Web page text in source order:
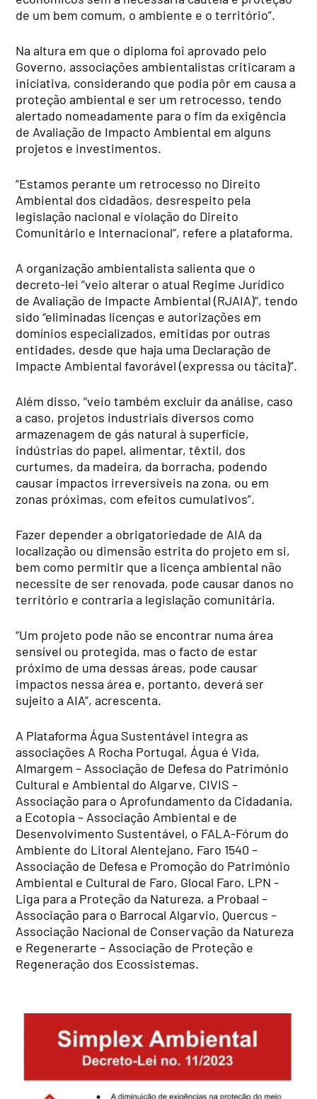
de um bem comum, o ambiente e o território”.
Na altura em que o diploma foi aprovado pelo
Governo, associações ambientalistas criticaram a
iniciativa, considerando que podia pôr em causa a
proteção ambiental e ser um retrocesso, tendo
alertado nomeadamente para o fim da exigência
de Avaliação de Impacto Ambiental em alguns
projetos e investimentos.
“Estamos perante um retrocesso no Direito
Ambiental dos cidadãos, desrespeito pela
legislação nacional e violação do Direito
Comunitário e Internacional”, refere a plataforma.
A organização ambientalista salienta que o
decreto-lei “veio alterar o atual Regime Jurídico
de Avaliação de Impacte Ambiental (RJAIA)”, tendo
sido “eliminadas licenças e autorizações em
domínios especializados, emitidas por outras
entidades, desde que haja uma Declaração de
Impacte Ambiental favorável (expressa ou tácita)”.
Além disso, “veio também excluir da análise, caso
a caso, projetos industriais diversos como
armazenagem de gás natural à superfície,
indústrias do papel, alimentar, têxtil, dos
curtumes, da madeira, da borracha, podendo
causar impactos irreversíveis na zona, ou em
zonas próximas, com efeitos cumulativos”.
Fazer depender a obrigatoriedade de AIA da
localização ou dimensão estrita do projeto em si,
bem como permitir que a licença ambiental não
necessite de ser renovada, pode causar danos no
território e contraria a legislação comunitária.
“Um projeto pode não se encontrar numa área
sensível ou protegida, mas o facto de estar
próximo de uma dessas áreas, pode causar
impactos nessa área e, portanto, deverá ser
sujeito a AIA”, acrescenta.
A Plataforma Água Sustentável integra as
associações A Rocha Portugal, Água é Vida,
Almargem – Associação de Defesa do Património
Cultural e Ambiental do Algarve, CIVIS –
Associação para o Aprofundamento da Cidadania,
a Ecotopia – Associação Ambiental e de
Desenvolvimento Sustentável, o FALA-Fórum do
Ambiente do Litoral Alentejano, Faro 1540 –
Associação de Defesa e Promoção do Património
Ambiental e Cultural de Faro, Glocal Faro, LPN -
Liga para a Proteção da Natureza, a Probaal –
Associação para o Barrocal Algarvio, Quercus –
Associação Nacional de Conservação da Natureza
e Regenerarte – Associação de Proteção e
Regeneração dos Ecossistemas.